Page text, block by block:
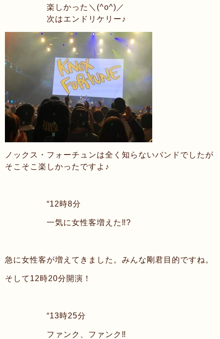
楽しかった＼(^o^)／
次はエンドリケリー♪
ノックス・フォーチュンは全く知らないバンドでしたが
そこそこ楽しかったですよ♪
“12時8分
一気に女性客増えた ‼︎?
急に女性客が増えてきました。みんな剛君目的ですね。
そして12時20分開演！
“13時25分
ファンク、ファンク ‼︎